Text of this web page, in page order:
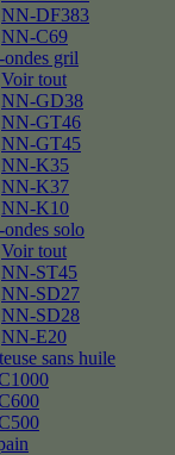
NN-DF383
NN-C69
gril
Voir tout
NN-GD38
NN-GT46
NN-GT45
NN-K35
NN-K37
NN-K10
solo
Voir tout
NN-ST45
NN-SD27
NN-SD28
NN-E20
sans huile